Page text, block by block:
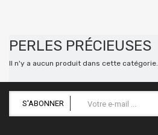
PERLES PRÉCIEUSES
Il n'y a aucun produit dans cette catégorie.
S'ABONNER